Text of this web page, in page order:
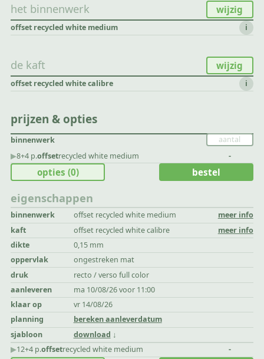
het binnenwerk wijzig
offset recycled white medium i
de kaft wijzig
offset recycled white calibre i
prijzen & opties
binnenwerk
▶︎8+4 p.offsetrecycled white medium -
eigenschappen
binnenwerk offset recycled white medium
meer info
kaft
offset recycled white calibre
meer info
dikte
0,15 mm
oppervlak
ongestreken mat
druk
recto / verso full color
aanleveren
ma 10/08/26 voor 11:00
klaar op
vr 14/08/26
planning
bereken aanleverdatum
sjabloon
download
opties (0) bestel
▶︎12+4 p.offsetrecycled white medium -